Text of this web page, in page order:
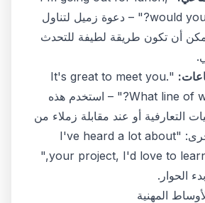
would you like to join me?" – دعوة زميل لتناول
يمكن أن تكون طريقة لطيفة للتحدث
"It's great to meet you.
What line of work are you in?" – استخدم هذه
التعارفية أو عند مقابلة زملاء من
أقسام أخرى. وأخرى: "I've heard a lot about
your project, I'd love to learn more about it,"
الحوار.
المهنية